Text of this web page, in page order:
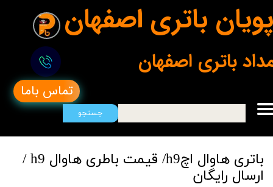
پویان باتری اصفهان
تماس باما
جستجو
باتری اصفهان
باتری هاوال اچh9/ قیمت باطری هاوال h9 /
ارسال رایگان